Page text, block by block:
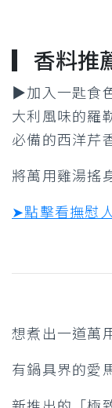
▎香料推
▶加入一匙食
大利風味的羅
必備的西洋芹
將萬用雞湯搖
➤點擊看撫慰
想煮出一道萬
有鍋具界的愛